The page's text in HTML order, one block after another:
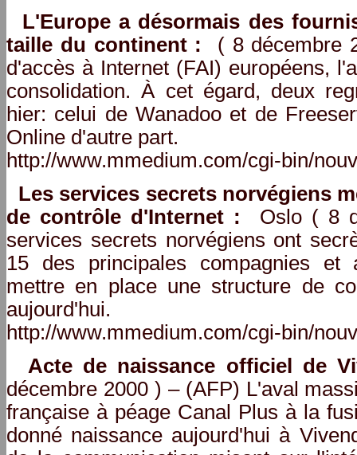
L'Europe a désormais des
taille du continent : ( 8 décembre
d'accès à Internet (FAI) européens,
consolidation. À cet égard, deux
hier: celui de Wanadoo et de
Online d'autre part.
http://www.mmedium.com/cgi-bin/
Les services secrets norvégiens
de contrôle d'Internet : Oslo ( 8
services secrets norvégiens ont
15 des principales compagnies et
mettre en place une structure de
aujourd'hui.
http://www.mmedium.com/cgi-bin/
Acte de naissance officiel de
décembre 2000 ) – (AFP) L'aval
française à péage Canal Plus à la
donné naissance aujourd'hui à